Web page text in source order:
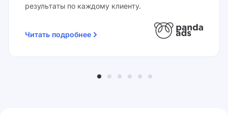
результаты по каждому клиенту.
Читать подробнее